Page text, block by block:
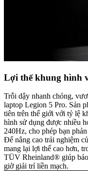
Lợi thế khung hình
Trỗi dậy nhanh chóng,
laptop Legion 5 Pro. Sản
tiên trên thế giới với tỷ lệ
hình sử dụng được nhiều
240Hz, cho phép bạn
Để nâng cao trải nghiệm
mang lại lợi thế cao hơn,
TÜV Rheinland® giúp bảo
giờ giải trí liền mạch.